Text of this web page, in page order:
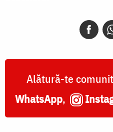
Alătură-te
WhatsApp,